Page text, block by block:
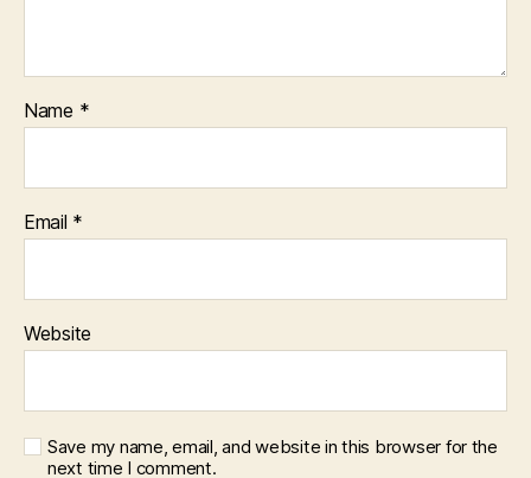
Name *
Email *
Website
Save my name, email, and website in this browser for the
next time I comment.